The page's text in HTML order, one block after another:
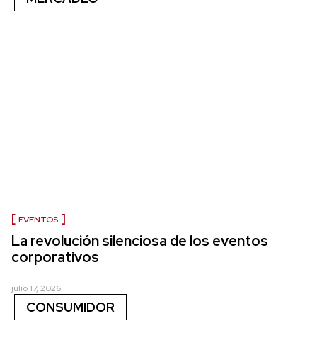
EVENTOS
La revolución silenciosa de los eventos
corporativos
julio 17, 2026
CONSUMIDOR